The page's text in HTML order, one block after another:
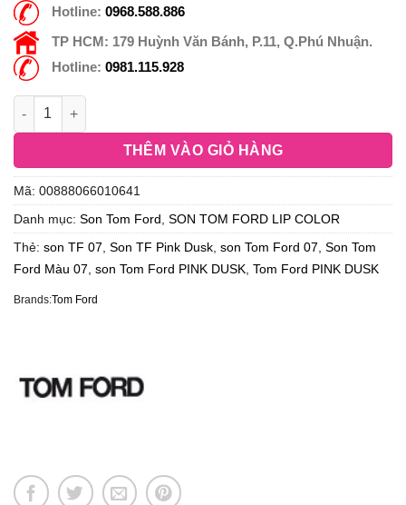
Hotline: 0968.588.886
TP HCM: 179 Huỳnh Văn Bánh, P.11, Q.Phú Nhuận.
Hotline: 0981.115.928
THÊM VÀO GIỎ HÀNG
Mã: 00888066010641
Danh mục: Son Tom Ford, SON TOM FORD LIP COLOR
Thẻ: son TF 07, Son TF Pink Dusk, son Tom Ford 07, Son Tom
Ford Màu 07, son Tom Ford PINK DUSK, Tom Ford PINK DUSK
Brands:Tom Ford